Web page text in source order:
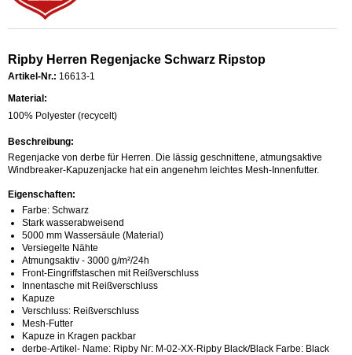
Ripby Herren Regenjacke Schwarz Ripstop
Artikel-Nr.: 16613-1
Material:
100% Polyester (recycelt)
Beschreibung:
Regenjacke von derbe für Herren. Die lässig geschnittene, atmungsaktive
Windbreaker-Kapuzenjacke hat ein angenehm leichtes Mesh-Innenfutter.
Eigenschaften:
Farbe: Schwarz
Stark wasserabweisend
5000 mm Wassersäule (Material)
Versiegelte Nähte
Atmungsaktiv - 3000 g/m²/24h
Front-Eingriffstaschen mit Reißverschluss
Innentasche mit Reißverschluss
Kapuze
Verschluss: Reißverschluss
Mesh-Futter
Kapuze in Kragen packbar
derbe-Artikel- Name: Ripby Nr: M-02-XX-Ripby Black/Black Farbe: Black